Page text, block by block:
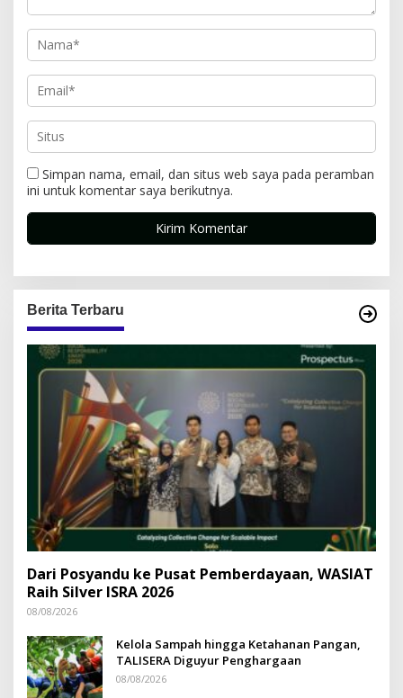
Simpan nama, email, dan situs web saya pada peramban
ini untuk komentar saya berikutnya.
Berita Terbaru
Dari Posyandu ke Pusat Pemberdayaan, WASIAT
Raih Silver ISRA 2026
08/08/2026
Kelola Sampah hingga Ketahanan Pangan,
TALISERA Diguyur Penghargaan
08/08/2026